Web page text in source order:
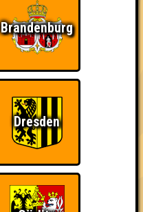
· Nepomuk
Brandenburg
Dresden